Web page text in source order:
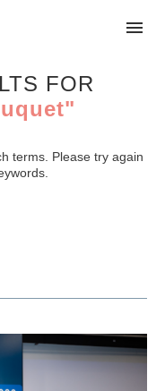
FOR
terms. Please try again